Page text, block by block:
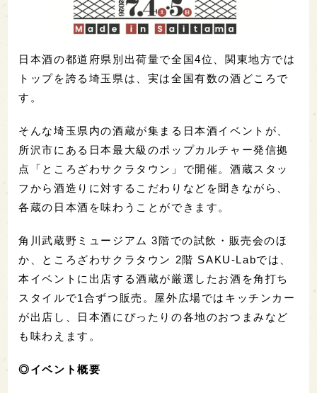
日本酒の都道府県別出荷量で全国4位、関東地方では
トップを誇る埼玉県は、実は全国有数の酒どころで
す。
そんな埼玉県内の酒蔵が集まる日本酒イベントが、
所沢市にある日本最大級のポップカルチャー発信拠
点「ところざわサクラタウン」で開催。酒蔵スタッ
フから酒造りに対するこだわりなどを聞きながら、
各蔵の日本酒を味わうことができます。
角川武蔵野ミュージアム 3階での試飲・販売会のほ
か、ところざわサクラタウン 2階 SAKU-Labでは、
本イベントに出店する酒蔵が厳選したお酒を角打ち
スタイルで1合ずつ販売。屋外広場ではキッチンカー
が出店し、日本酒にぴったりの各地のおつまみなど
も味わえます。
◎イベント概要